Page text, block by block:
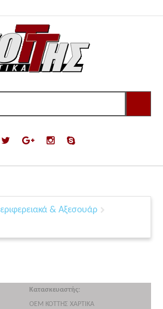
& Αξεσουάρ
Κατασκευαστής:
OEM ΚΟΤΤΗΣ ΧΑΡΤΙΚΑ